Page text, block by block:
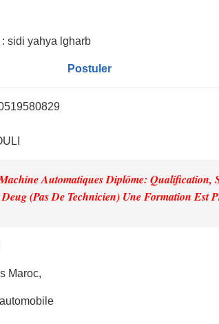
: sidi yahya lgharb
Postuler
Automatiques Diplôme: Qualification,
(Pas De Technicien) Une Formation Est
Maroc,